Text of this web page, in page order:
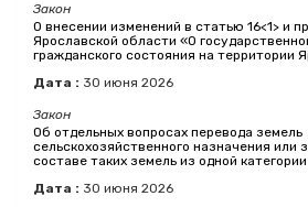
Закон
О внесении изменений в статью 16<1> и
Ярославской области «О
гражданского состояния на территории
Дата : 30 июня 2026
Закон
Об отдельных вопросах перевода земель
сельскохозяйственного назначения или
составе таких земель из одной
Дата : 30 июня 2026